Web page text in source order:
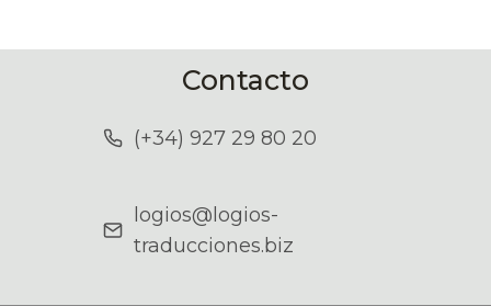
Contacto
(+34) 927 29 80 20
logios@logios-
traducciones.biz